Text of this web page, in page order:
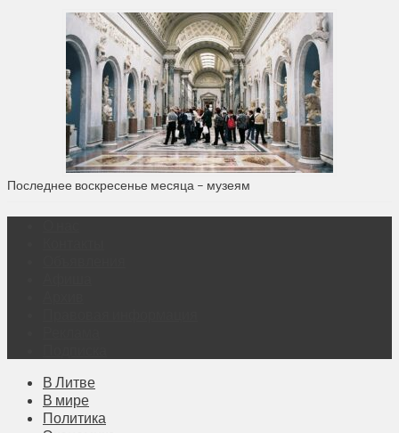
Последнее воскресенье месяца – музеям
В Литве
В мире
Политика